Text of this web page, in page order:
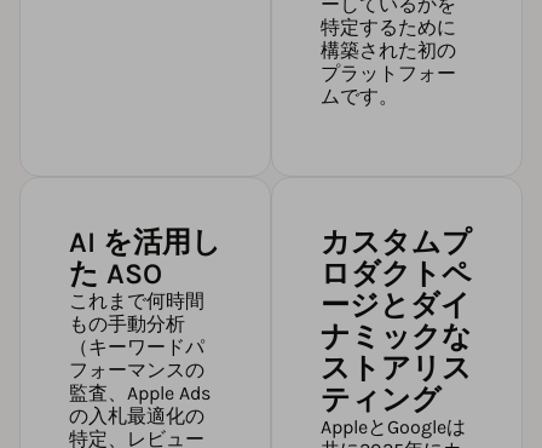
特定するために
構築された初の
プラットフォー
ムです。
AI を活用し
た ASO
これまで何時間
もの手動分析
（キーワードパ
フォーマンスの
監査、Apple Ads
の入札最適化の
特定、レビュー
カスタムプ
ロダクトペ
ージとダイ
ナミックな
ストアリス
ティング
AppleとGoogleは